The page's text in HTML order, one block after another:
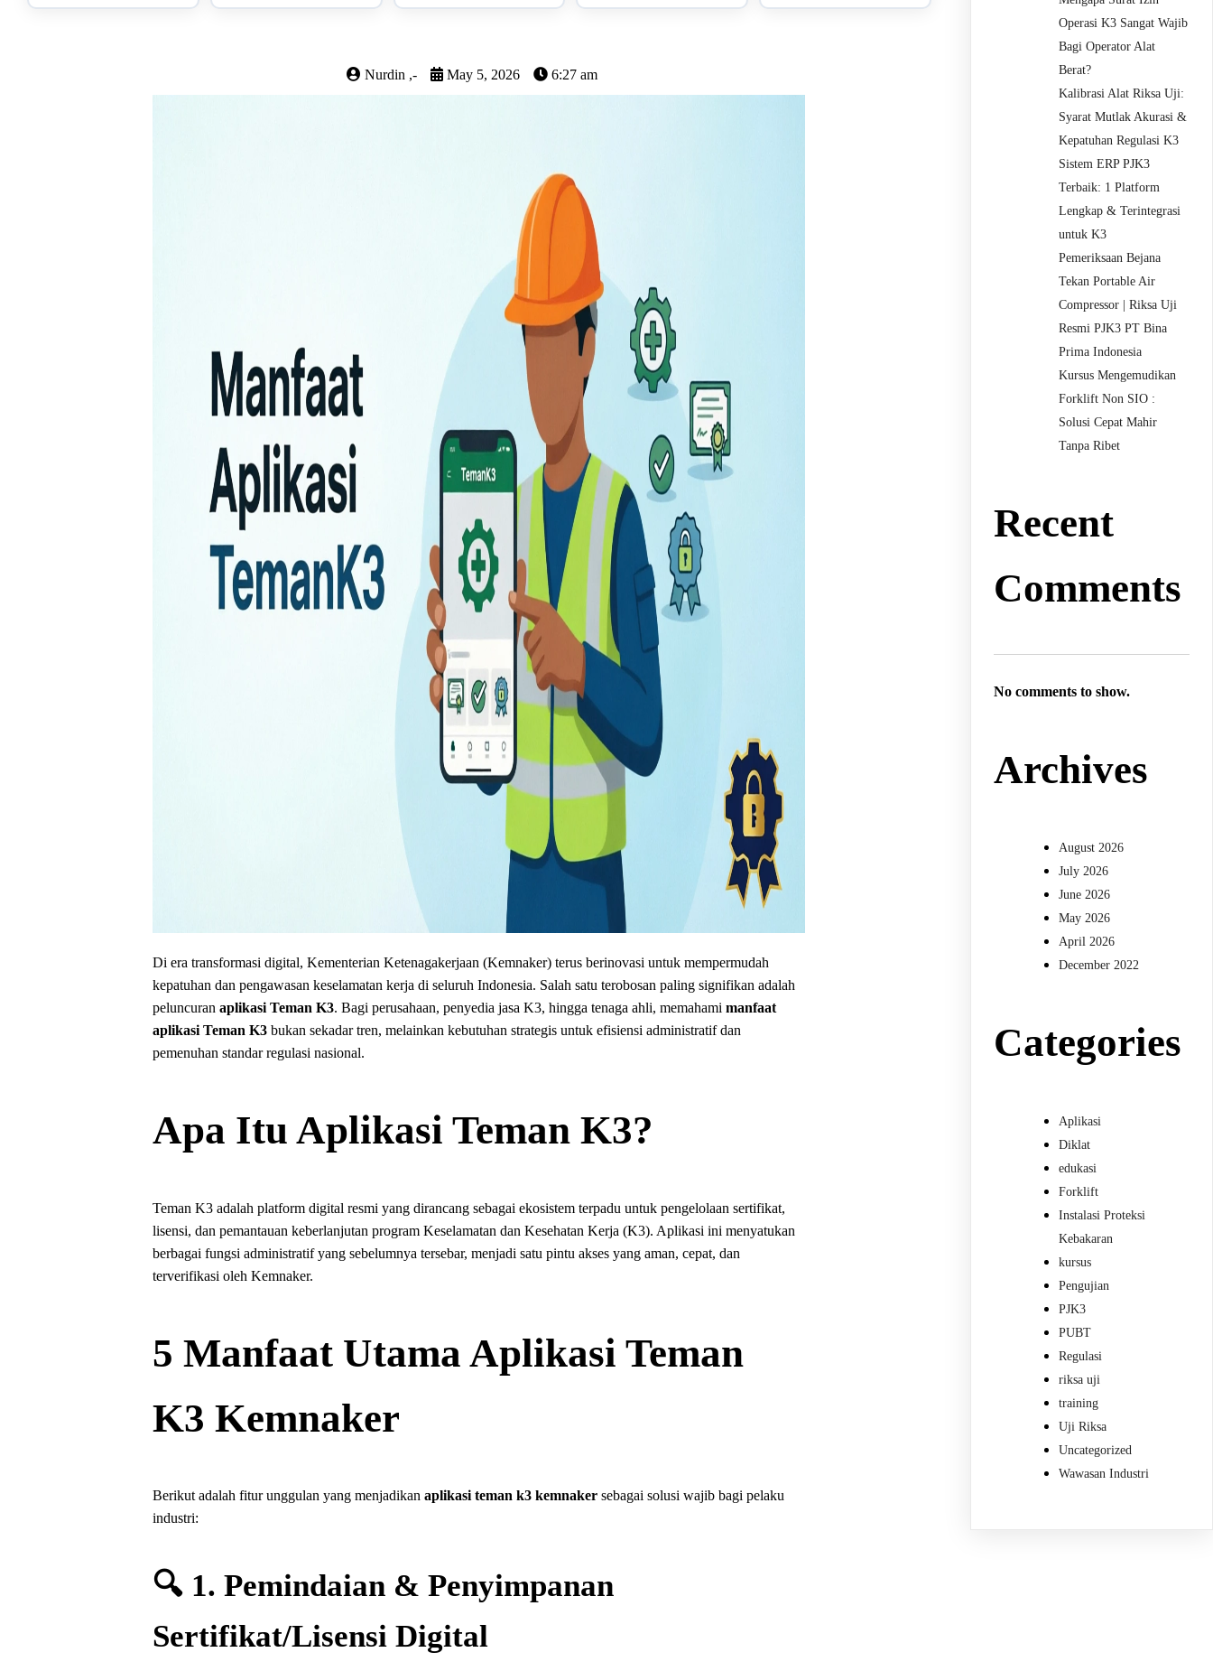
Nurdin ,- May 5, 2026 6:27 am
Di era transformasi digital, Kementerian Ketenagakerjaan (Kemnaker) terus berinovasi untuk mempermudah
kepatuhan dan pengawasan keselamatan kerja di seluruh Indonesia. Salah satu terobosan paling signifikan adalah
peluncuranaplikasi Teman K3. Bagi perusahaan, penyedia jasa K3, hingga tenaga ahli, memahamimanfaat
aplikasi Teman K3 bukan sekadar tren, melainkan kebutuhan strategis untuk efisiensi administratif dan
pemenuhan standar regulasi nasional.
Apa Itu Aplikasi Teman K3?
Teman K3 adalah platform digital resmi yang dirancang sebagai ekosistem terpadu untuk pengelolaan sertifikat,
lisensi, dan pemantauan keberlanjutan program Keselamatan dan Kesehatan Kerja (K3). Aplikasi ini menyatukan
berbagai fungsi administratif yang sebelumnya tersebar, menjadi satu pintu akses yang aman, cepat, dan
terverifikasi oleh Kemnaker.
5 Manfaat Utama Aplikasi Teman
K3 Kemnaker
Berikut adalah fitur unggulan yang menjadikanaplikasi teman k3 kemnaker sebagai solusi wajib bagi pelaku
industri:
🔍 1. Pemindaian & Penyimpanan
Sertifikat/Lisensi Digital
Operasi K3 Sangat Wajib
Bagi Operator Alat
Berat?
Kalibrasi Alat Riksa Uji:
Syarat Mutlak Akurasi &
Kepatuhan Regulasi K3
Sistem ERP PJK3
Terbaik: 1 Platform
Lengkap & Terintegrasi
untuk K3
Pemeriksaan Bejana
Tekan Portable Air
Compressor | Riksa Uji
Resmi PJK3 PT Bina
Prima Indonesia
Kursus Mengemudikan
Forklift Non SIO :
Solusi Cepat Mahir
Tanpa Ribet
Recent
Comments
No comments to show.
Archives
August 2026
July 2026
June 2026
May 2026
April 2026
December 2022
Categories
Aplikasi
Diklat
edukasi
Forklift
Instalasi Proteksi
Kebakaran
kursus
Pengujian
PJK3
PUBT
Regulasi
riksa uji
training
Uji Riksa
Uncategorized
Wawasan Industri